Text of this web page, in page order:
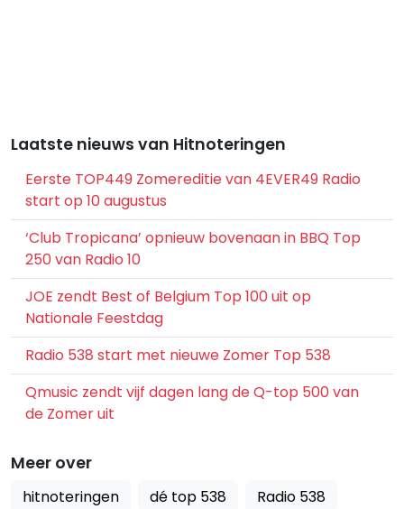
Laatste nieuws van Hitnoteringen
Eerste TOP449 Zomereditie van 4EVER49 Radio
start op 10 augustus
‘Club Tropicana’ opnieuw bovenaan in BBQ Top
250 van Radio 10
JOE zendt Best of Belgium Top 100 uit op
Nationale Feestdag
Radio 538 start met nieuwe Zomer Top 538
Qmusic zendt vijf dagen lang de Q-top 500 van
de Zomer uit
Meer over
hitnoteringen dé top 538 Radio 538